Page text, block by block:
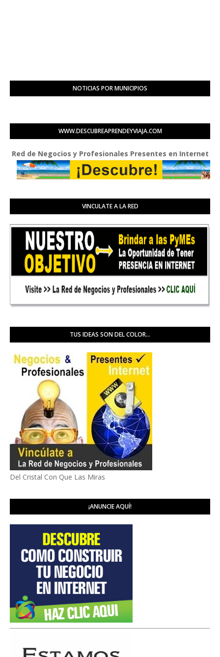
NOTICIAS POR MUNICIPIOS
WWW.DESCUBREAPRENDEYVIAJA.COM
Negocios y Profesionales Presentes en Internet
VINCULATE A LA RED
TUS IDEAS SON DEL COLOR...
Del Cristal Con Que Las Miras
¡ANUNCIE AQUÍ!